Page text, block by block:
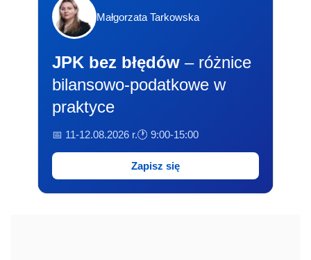
Małgorzata Tarkowska
JPK bez błędów – różnice
bilansowo-podatkowe w
praktyce
📅 11-12.08.2026 r.🕐 9:00-15:00
Zapisz się